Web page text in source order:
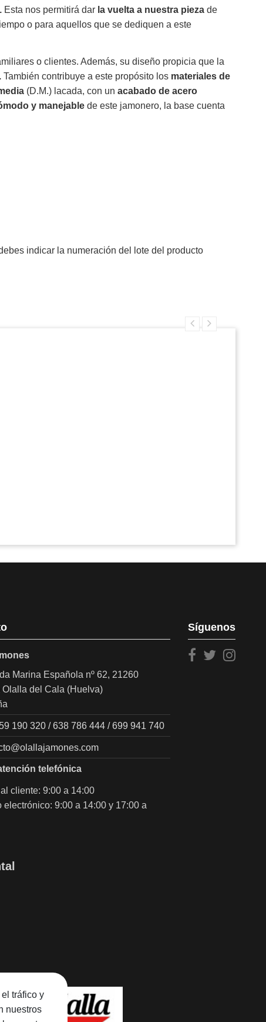
tráfico y
nuestros
Esta nos permitirá dar la vuelta a nuestra pieza de
o para aquellos que se dediquen a este
o clientes. Además, su diseño propicia que la
También contribuye a este propósito los materiales de
(D.M.) lacada, con un acabado de acero
y manejable de este jamonero, la base cuenta
indicar la numeración del lote del producto
le da un toque elegante y duradero.
jamón queda muy bien sujeto, y el fácil hacerlo
Marina Española nº 62, 21260
Olalla del Cala (Huelva)
190 320 / 638 786 444 / 699 941 740
telefónica
cliente: 9:00 a 14:00
electrónico: 9:00 a 14:00 y 17:00 a
Síguenos